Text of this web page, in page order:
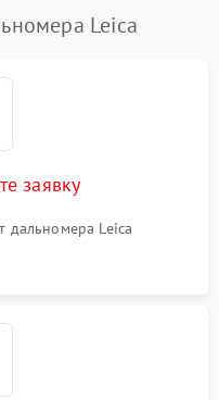
Leica
заявку
дальномера Leica